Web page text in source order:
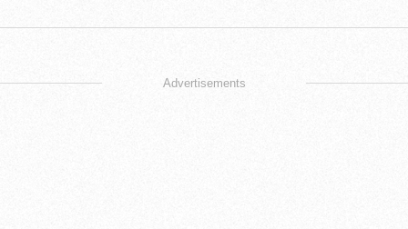
Advertisements